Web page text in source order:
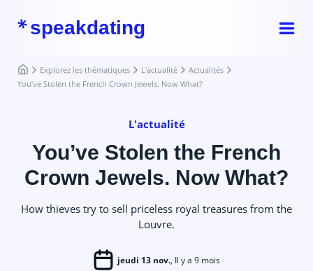
speakdating
Explorez les thématiques L'actualité
Actualités
You’ve Stolen the French Crown Jewels. Now What?
L'actualité
You’ve Stolen the French
Crown Jewels. Now What?
How thieves try to sell priceless royal treasures from the
Louvre.
jeudi 13 nov., Il y a 9 mois